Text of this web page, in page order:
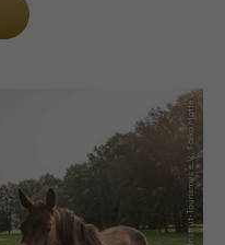
(c) Saale-Unstrut-Tourismus e.V., Falko Matte